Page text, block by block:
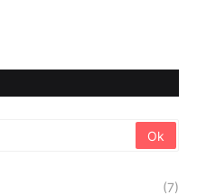
(7)